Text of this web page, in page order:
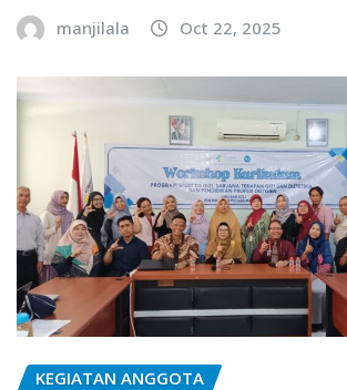
manjilala Oct 22, 2025
KEGIATAN ANGGOTA